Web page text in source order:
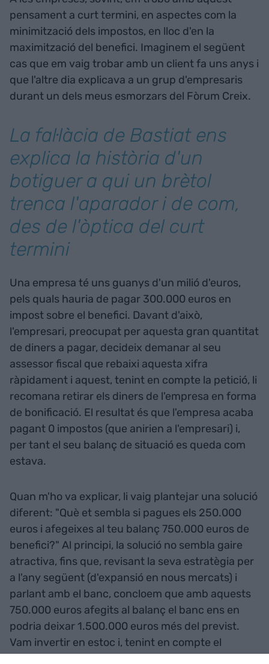
pensament a curt termini, en aspectes com la
minimització dels impostos, en lloc d'en la
maximització del benefici. Imaginem el següent
cas que em vaig trobar amb un client fa uns anys i
que l'altre dia explicava a un grup d'empresaris
durant un dels meus esmorzars del Fòrum Creix.
La fal·làcia de Bastiat ens
explica la història d'un
botiguer a qui un brètol
trenca l'aparador i de com,
des de l'òptica del curt
termini
Una empresa té uns guanys d'un milió d'euros,
pels quals hauria de pagar 300.000 euros en
impost sobre el benefici. Davant d'això,
l'empresari, preocupat per aquesta gran quantitat
de diners a pagar, decideix demanar al seu
assessor fiscal que rebaixi aquesta xifra
ràpidament i aquest, tenint en compte la petició, li
recomana retirar els diners de l'empresa en forma
de bonificació. El resultat és que l'empresa acaba
pagant 0 impostos (que anirien a l'empresari) i,
per tant el seu balanç de situació es queda com
estava.
Quan m'ho va explicar, li vaig plantejar una solució
diferent: "Què et sembla si pagues els 250.000
euros i afegeixes al teu balanç 750.000 euros de
benefici?" Al principi, la solució no sembla gaire
atractiva, fins que, revisant la seva estratègia per
a l'any següent (d'expansió en nous mercats) i
parlant amb el banc, concloem que amb aquests
750.000 euros afegits al balanç el banc ens en
podria deixar 1.500.000 euros més del previst.
Vam invertir en estoc i, tenint en compte el
marge amb què treballava (50%) i la rotació de